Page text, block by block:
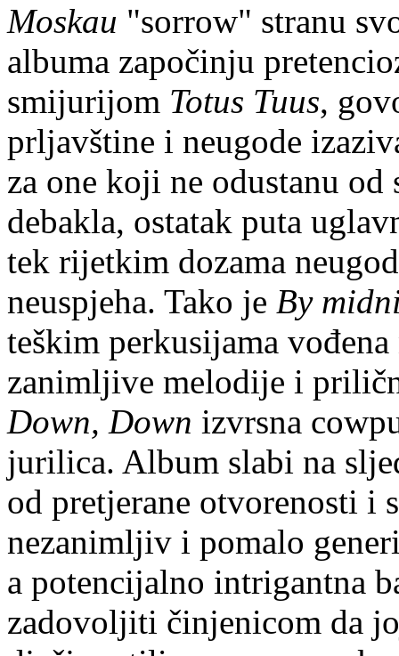
Moskau "sorrow" stranu
albuma započinju
smijurijom Totus Tuus,
prljavštine i neugode
za one koji ne odustanu
debakla, ostatak puta
tek rijetkim dozama
neuspjeha. Tako je By
teškim perkusijama
zanimljive melodije i
Down, Down izvrsna
jurilica. Album slabi na
od pretjerane otvorenosti i
nezanimljiv i pomalo
a potencijalno intrigantna
zadovoljiti činjenicom da